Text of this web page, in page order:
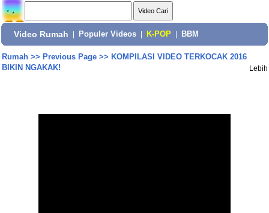
Video Rumah Populer Videos K-POP BBM
Rumah>> Previous Page>> KOMPILASI VIDEO TERKOCAK 2016
BIKIN NGAKAK!
Lebih